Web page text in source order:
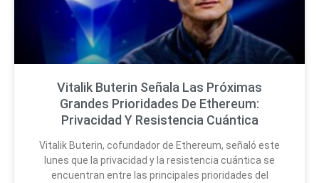
Vitalik Buterin Señala Las Próximas
Grandes Prioridades De Ethereum:
Privacidad Y Resistencia Cuántica
Vitalik Buterin, cofundador de Ethereum, señaló este
lunes que la privacidad y la resistencia cuántica se
encuentran entre las principales prioridades del